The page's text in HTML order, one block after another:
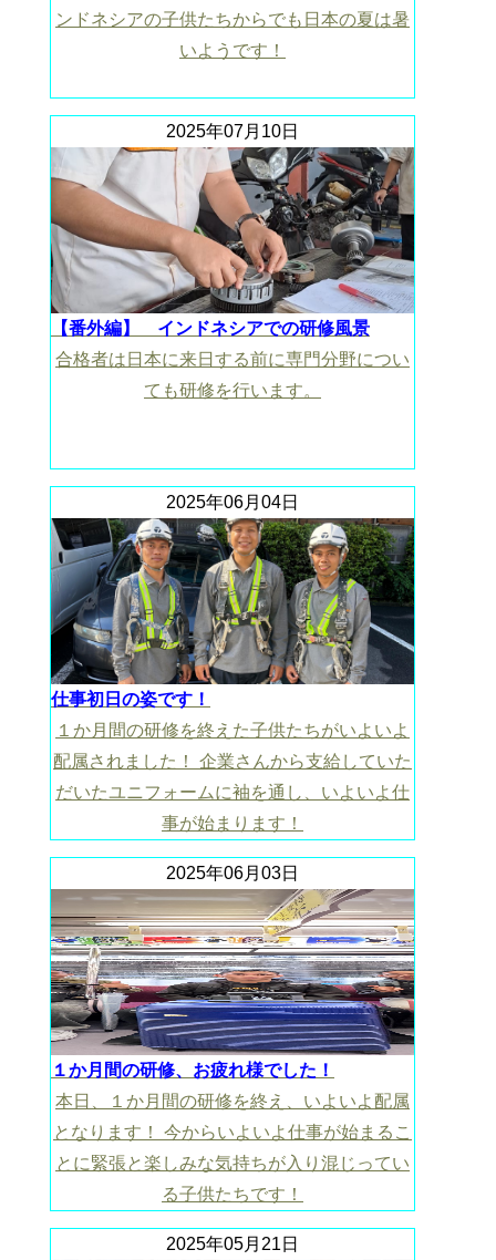
ンドネシアの子供たちからでも日本の夏は暑
いようです！
2025年07月10日
【番外編】 インドネシアでの研修風景
合格者は日本に来日する前に専門分野につい
ても研修を行います。
2025年06月04日
仕事初日の姿です！
１か月間の研修を終えた子供たちがいよいよ
配属されました！ 企業さんから支給していた
だいたユニフォームに袖を通し、いよいよ仕
事が始まります！
2025年06月03日
１か月間の研修、お疲れ様でした！
本日、１か月間の研修を終え、いよいよ配属
となります！ 今からいよいよ仕事が始まるこ
とに緊張と楽しみな気持ちが入り混じってい
る子供たちです！
2025年05月21日